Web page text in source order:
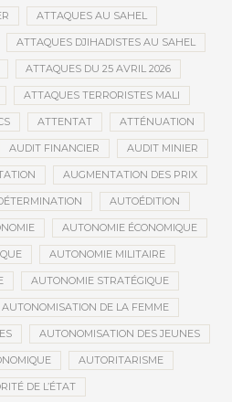
ATTAQUES AU SAHEL
ATTAQUES DJIHADISTES AU SAHEL
ATTAQUES DU 25 AVRIL 2026
ATTAQUES TERRORISTES MALI
ATTENTAT ATTÉNUATION
AUDIT FINANCIER AUDIT MINIER
AUGMENTATION DES PRIX
AUTOÉDITION
AUTONOMIE ÉCONOMIQUE
AUTONOMIE MILITAIRE
AUTONOMIE STRATÉGIQUE
AUTONOMISATION DE LA FEMME
AUTONOMISATION DES JEUNES
AUTORITARISME
DE L’ÉTAT